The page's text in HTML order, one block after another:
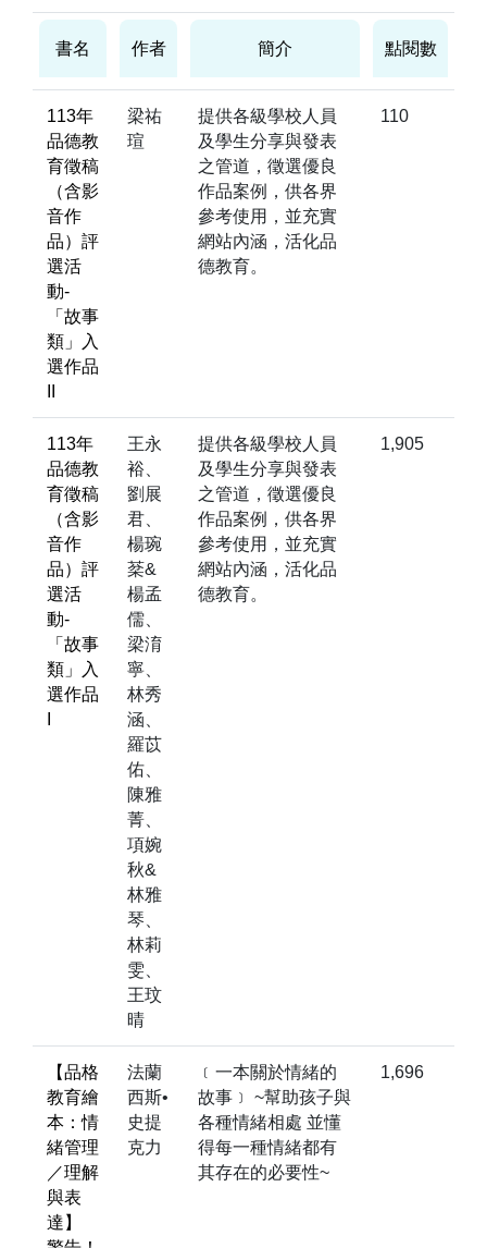
書名 作者 簡介 點閱數
113年
品德教
育徵稿
（含影
音作
品）評
選活
動-
「故事
類」入
選作品
梁祐
瑄
提供各級學校人員
及學生分享與發表
之管道，徵選優良
作品案例，供各界
參考使用，並充實
網站內涵，活化品
德教育。
110
113年
品德教
育徵稿
（含影
音作
品）評
選活
動-
「故事
類」入
選作品
王永
裕、
劉展
君、
楊琬
棻&
楊孟
儒、
梁淯
寧、
林秀
涵、
羅苡
佑、
陳雅
菁、
項婉
秋&
林雅
琴、
林莉
雯、
王玟
晴
提供各級學校人員
及學生分享與發表
之管道，徵選優良
作品案例，供各界
參考使用，並充實
網站內涵，活化品
德教育。
1,905
【品格
教育繪
本：情
緒管理
／理解
與表
達】
法蘭
西斯•
史提
克力
﹝一本關於情緒的
故事﹞ ~幫助孩子與
各種情緒相處 並懂
得每一種情緒都有
其存在的必要性~
1,696